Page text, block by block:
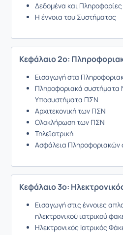
Δεδομένα και Πληροφορίες
Η έννοια του Συστήματος
Κεφάλαιο 2ο:
Εισαγωγή στα
Πληροφοριακά συστήματα
Υποσυστήματα ΠΣΝ
Αρχιτεκονική των ΠΣΝ
Ολοκλήρωση των ΠΣΝ
Τηλεϊατρική
Ασφάλεια Πληροφοριακών
Κεφάλαιο 3ο:
Εισαγωγή στις έννοιες
ηλεκτρονικού ιατρικού
Ηλεκτρονικός Ιατρικός